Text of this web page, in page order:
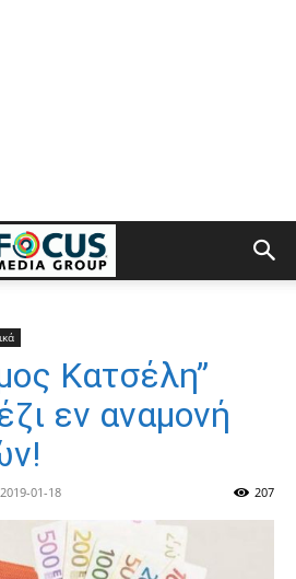
Κατσέλη”
εν αναμονή
2019-01-18 207